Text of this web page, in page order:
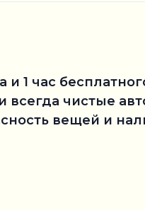
1 час
чистые
вещей и